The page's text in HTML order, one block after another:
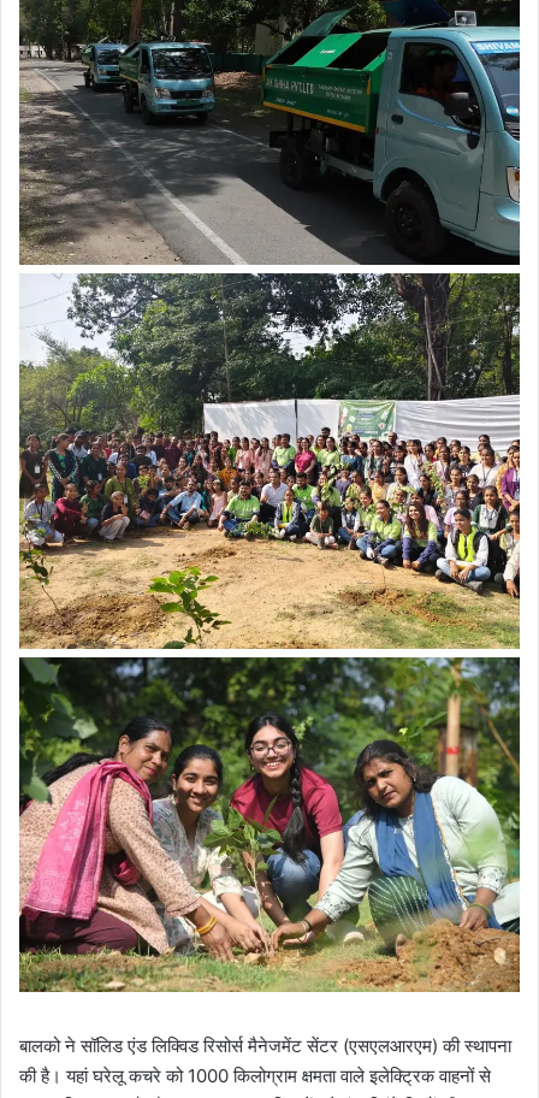
बालको ने सॉलिड एंड लिक्विड रिसोर्स मैनेजमेंट सेंटर (एसएलआरएम) की स्थापना
की है। यहां घरेलू कचरे को 1000 किलोग्राम क्षमता वाले इलेक्ट्रिक वाहनों से